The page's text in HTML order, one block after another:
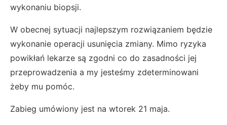
wykonaniu biopsji.
W obecnej sytuacji najlepszym rozwiązaniem będzie
wykonanie operacji usunięcia zmiany. Mimo ryzyka
powikłań lekarze są zgodni co do zasadności jej
przeprowadzenia a my jesteśmy zdeterminowani
żeby mu pomóc.
Zabieg umówiony jest na wtorek 21 maja.